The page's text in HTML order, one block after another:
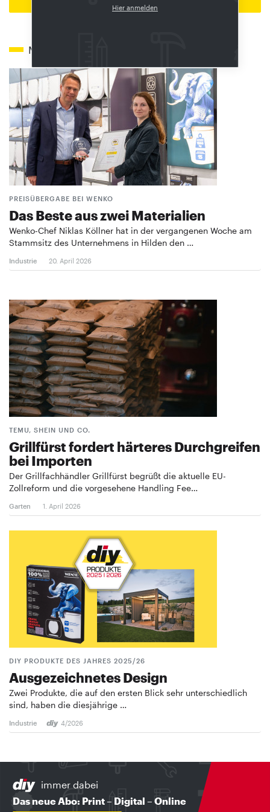
Hier anmelden
Mehr zum Thema
PREISÜBERGABE BEI WENKO
Das Beste aus zwei Materialien
Wenko-Chef Niklas Köllner hat in der vergangenen Woche am
Stammsitz des Unternehmens in Hilden den …
Industrie 20. April 2026
TEMU, SHEIN UND CO.
Grillfürst fordert härteres Durchgreifen
bei Importen
Der Grillfachhändler Grillfürst begrüßt die aktuelle EU-
Zollreform und die vorgesehene Handling Fee…
Garten 1. April 2026
DIY PRODUKTE DES JAHRES 2025/26
Ausgezeichnetes Design
Zwei Produkte, die auf den ersten Blick sehr unterschiedlich
sind, haben die diesjährige …
Industrie 4/2026
immer dabei
Das neue Abo: Print – Digital – Online